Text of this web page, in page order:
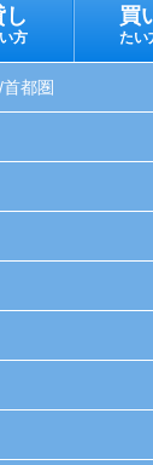
し
方
買
たい
都圏